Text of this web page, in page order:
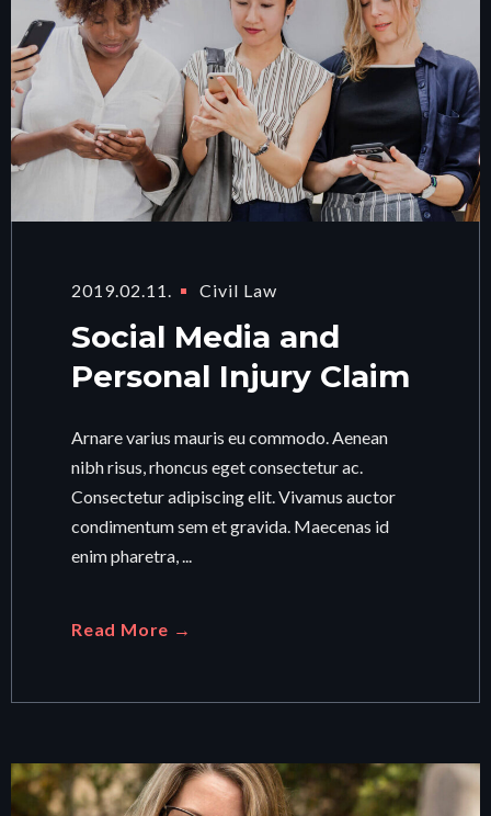
2019.02.11. Civil Law
Social Media and
Arnare varius mauris eu commodo. Aenean
nibh risus, rhoncus eget consectetur ac.
Consectetur adipiscing elit. Vivamus auctor
condimentum sem et gravida. Maecenas id